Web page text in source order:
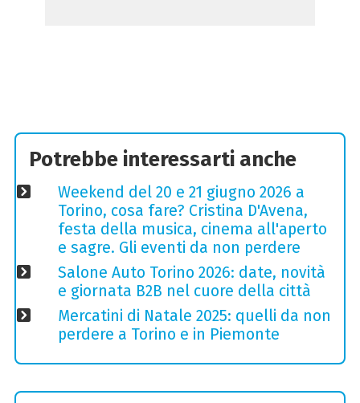
Potrebbe interessarti anche
Weekend del 20 e 21 giugno 2026 a
Torino, cosa fare? Cristina D'Avena,
festa della musica, cinema all'aperto
e sagre. Gli eventi da non perdere
Salone Auto Torino 2026: date, novità
e giornata B2B nel cuore della città
Mercatini di Natale 2025: quelli da non
perdere a Torino e in Piemonte